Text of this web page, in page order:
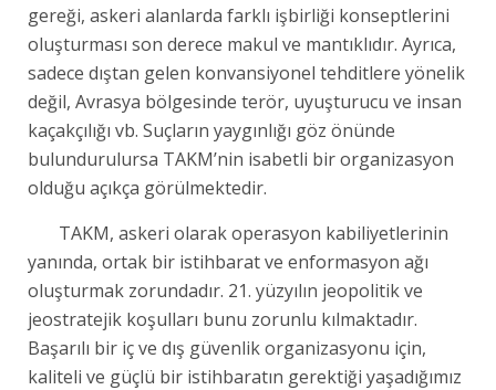
gereği, askeri alanlarda farklı işbirliği konseptlerini
oluşturması son derece makul ve mantıklıdır. Ayrıca,
sadece dıştan gelen konvansiyonel tehditlere yönelik
değil, Avrasya bölgesinde terör, uyuşturucu ve insan
kaçakçılığı vb. Suçların yaygınlığı göz önünde
bulundurulursa TAKM’nin isabetli bir organizasyon
olduğu açıkça görülmektedir.
TAKM, askeri olarak operasyon kabiliyetlerinin
yanında, ortak bir istihbarat ve enformasyon ağı
oluşturmak zorundadır. 21. yüzyılın jeopolitik ve
jeostratejik koşulları bunu zorunlu kılmaktadır.
Başarılı bir iç ve dış güvenlik organizasyonu için,
kaliteli ve güçlü bir istihbaratın gerektiği yaşadığımız